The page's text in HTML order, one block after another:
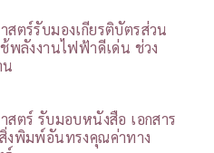
สตร์รับมองเกียรติบัตรส่วน
พลังงานไฟฟ้าดีเด่น ช่วง
น
สตร์ รับมอบหนังสือ เอกสาร
งพิมพ์อันทรงคุณค่าทาง